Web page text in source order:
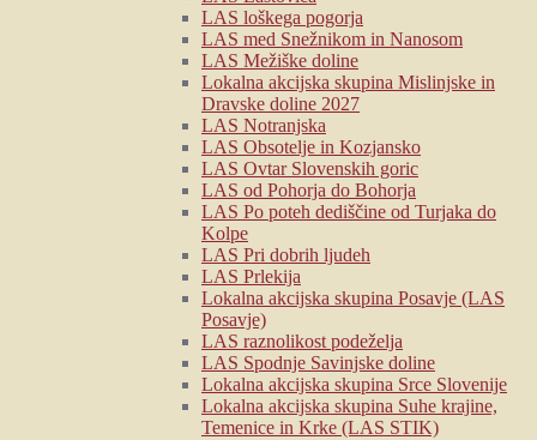
LAS loškega pogorja
LAS med Snežnikom in Nanosom
LAS Mežiške doline
Lokalna akcijska skupina Mislinjske in
Dravske doline 2027
LAS Notranjska
LAS Obsotelje in Kozjansko
LAS Ovtar Slovenskih goric
LAS od Pohorja do Bohorja
LAS Po poteh dediščine od Turjaka do
Kolpe
LAS Pri dobrih ljudeh
LAS Prlekija
Lokalna akcijska skupina Posavje (LAS
Posavje)
LAS raznolikost podeželja
LAS Spodnje Savinjske doline
Lokalna akcijska skupina Srce Slovenije
Lokalna akcijska skupina Suhe krajine,
Temenice in Krke (LAS STIK)